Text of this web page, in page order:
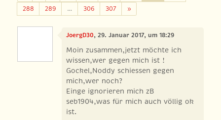
288
289 … 306 307 »Weiter
JoergD30, 29. Januar 2017, um 18:29
Moin zusammen,jetzt möchte ich
wissen,wer gegen mich ist !
Gockel,Noddy schiessen gegen
mich,wer noch?
Einge ignorieren mich zB
seb1904,was für mich auch völlig ok
ist.